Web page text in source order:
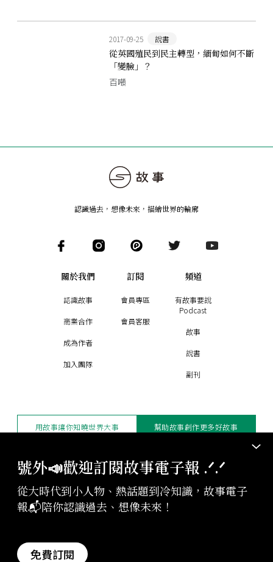
2017-09-25 說書
從英國殖民到民主轉型，緬甸如何不斷
「變臉」？
百噸
號外📣歡迎訂閱故事電子報 .ᐟ‪‪.ᐟ
從大時代到小人物、熱話題到冷知識，故事電子
報📬陪你認識過去、想像未來！
免費訂閱
認識過去，想像未來 ， 描繪世界的輪廓
關於我們
認識故事
商業合作
成為作者
加入團隊
訂閱
會員專區
會員客服
頻道
有故事要說
Podcast
故事
說書
副刊
版權聲明與轉載規範
授權與合作：contact@storystudio.tw
StoryStudio Inc. All Rights Reserved.
用故事讓你知曉世界大事 幫助故事創作更多好故事